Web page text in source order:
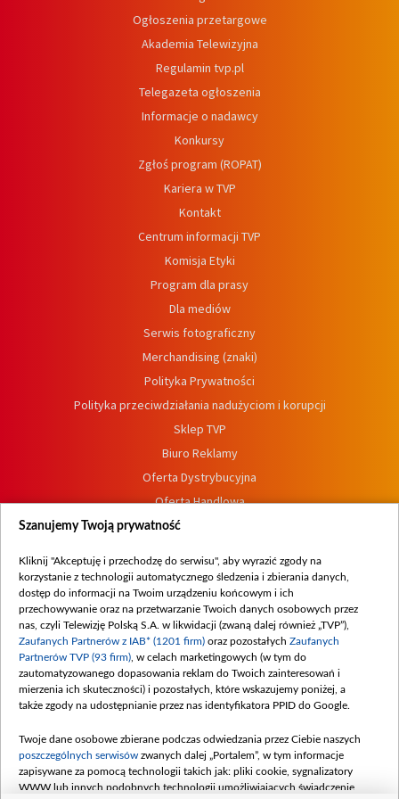
Ogłoszenia przetargowe
Akademia Telewizyjna
Regulamin tvp.pl
Telegazeta ogłoszenia
Informacje o nadawcy
Konkursy
Zgłoś program (ROPAT)
Kariera w TVP
Kontakt
Centrum informacji TVP
Komisja Etyki
Program dla prasy
Dla mediów
Serwis fotograficzny
Merchandising (znaki)
Polityka Prywatności
Polityka przeciwdziałania nadużyciom i korupcji
Sklep TVP
Biuro Reklamy
Oferta Dystrybucyjna
Oferta Handlowa
Dostępność
Procedura zgłoszeń wewnętrznych
Szanujemy Twoją prywatność
Kliknij "Akceptuję i przechodzę do serwisu", aby wyrazić zgody na
korzystanie z technologii automatycznego śledzenia i zbierania danych,
dostęp do informacji na Twoim urządzeniu końcowym i ich
przechowywanie oraz na przetwarzanie Twoich danych osobowych przez
nas, czyli Telewizję Polską S.A. w likwidacji (zwaną dalej również „TVP”),
Zaufanych Partnerów z IAB* (1201 firm) oraz pozostałych Zaufanych
Partnerów TVP (93 firm) , w celach marketingowych (w tym do
zautomatyzowanego dopasowania reklam do Twoich zainteresowań i
mierzenia ich skuteczności) i pozostałych, które wskazujemy poniżej, a
także zgody na udostępnianie przez nas identyfikatora PPID do Google.
Twoje dane osobowe zbierane podczas odwiedzania przez Ciebie naszych
poszczególnych serwisów zwanych dalej „Portalem”, w tym informacje
zapisywane za pomocą technologii takich jak: pliki cookie, sygnalizatory
WWW lub innych podobnych technologii umożliwiających świadczenie